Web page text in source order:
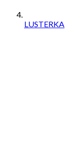
LUSTERKA